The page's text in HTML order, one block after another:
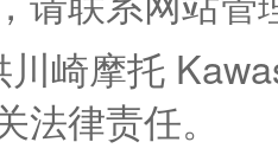
崎摩托
法律责任。